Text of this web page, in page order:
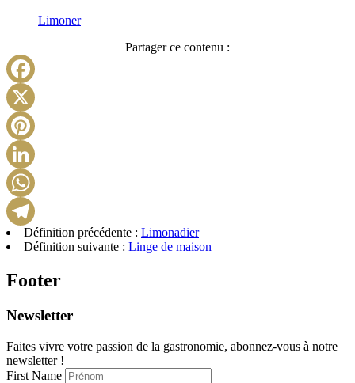
Limoner
Partager ce contenu :
Telegram
Définition précédente : Limonadier
Définition suivante : Linge de maison
Footer
Newsletter
Faites vivre votre passion de la gastronomie, abonnez-vous à notre
newsletter !
First Name